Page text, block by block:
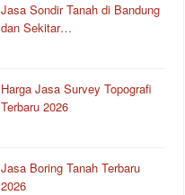
Jasa Sondir Tanah di Bandung
dan Sekitar…
Harga Jasa Survey Topografi
Terbaru 2026
Jasa Boring Tanah Terbaru
2026